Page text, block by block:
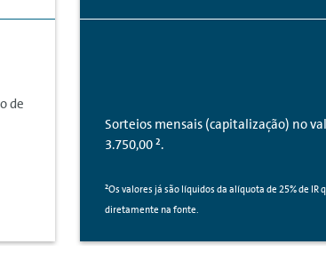
de
Sorteios mensais (capitalização) no
3.750,00 ².
²Os valores já são líquidos da alíquota de 25% de IR
diretamente na fonte.